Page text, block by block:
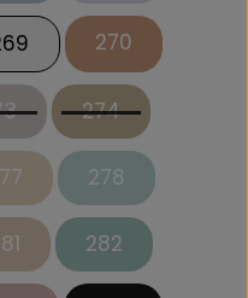
270
274
278
282